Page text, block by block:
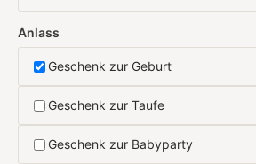
Anlass
Geschenk zur Geburt
Geschenk zur Taufe
Geschenk zur Babyparty